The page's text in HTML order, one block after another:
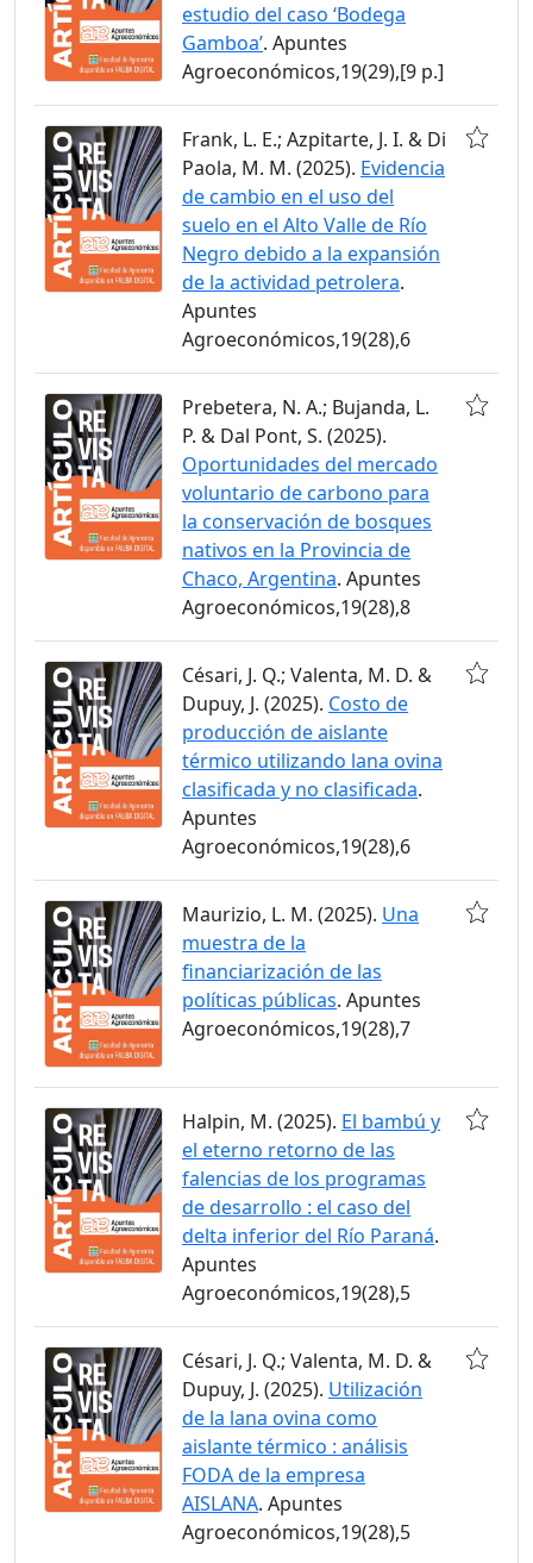
estudio del caso ‘Bodega
Gamboa’. Apuntes
Agroeconómicos,19(29),[9 p.]
Frank, L. E.; Azpitarte, J. I. & Di
Paola, M. M. (2025). Evidencia
de cambio en el uso del
suelo en el Alto Valle de Río
Negro debido a la expansión
de la actividad petrolera.
Apuntes
Agroeconómicos,19(28),6
Prebetera, N. A.; Bujanda, L.
P. & Dal Pont, S. (2025).
Oportunidades del mercado
voluntario de carbono para
la conservación de bosques
nativos en la Provincia de
Chaco, Argentina. Apuntes
Agroeconómicos,19(28),8
Césari, J. Q.; Valenta, M. D. &
Dupuy, J. (2025). Costo de
producción de aislante
térmico utilizando lana ovina
clasificada y no clasificada.
Apuntes
Agroeconómicos,19(28),6
Maurizio, L. M. (2025). Una
muestra de la
financiarización de las
políticas públicas. Apuntes
Agroeconómicos,19(28),7
Halpin, M. (2025). El bambú y
el eterno retorno de las
falencias de los programas
de desarrollo : el caso del
delta inferior del Río Paraná.
Apuntes
Agroeconómicos,19(28),5
Césari, J. Q.; Valenta, M. D. &
Dupuy, J. (2025). Utilización
de la lana ovina como
aislante térmico : análisis
FODA de la empresa
AISLANA. Apuntes
Agroeconómicos,19(28),5